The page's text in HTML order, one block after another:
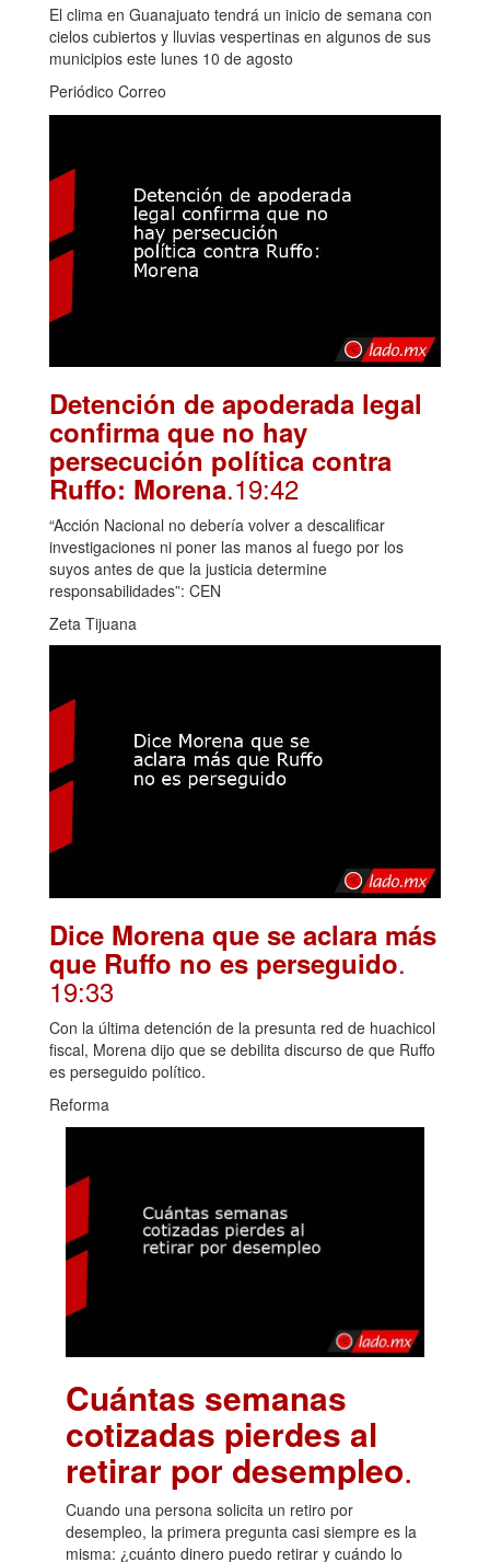
El clima en Guanajuato tendrá un inicio de semana con
cielos cubiertos y lluvias vespertinas en algunos de sus
municipios este lunes 10 de agosto
Periódico Correo
Detención de apoderada legal
confirma que no hay
persecución política contra
Ruffo: Morena.19:42
“Acción Nacional no debería volver a descalificar
investigaciones ni poner las manos al fuego por los
suyos antes de que la justicia determine
responsabilidades”: CEN
Zeta Tijuana
Dice Morena que se aclara más
que Ruffo no es perseguido.
19:33
Con la última detención de la presunta red de huachicol
fiscal, Morena dijo que se debilita discurso de que Ruffo
es perseguido político.
Reforma
Cuántas semanas
cotizadas pierdes al
retirar por desempleo.
Cuando una persona solicita un retiro por
desempleo, la primera pregunta casi siempre es la
misma: ¿cuánto dinero puedo retirar y cuándo lo